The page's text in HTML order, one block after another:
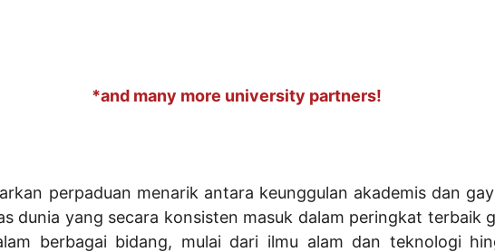
*and many more university partners!
perpaduan menarik antara keunggulan akademis dan
dunia yang secara konsisten masuk dalam peringkat
berbagai bidang, mulai dari ilmu alam dan teknologi